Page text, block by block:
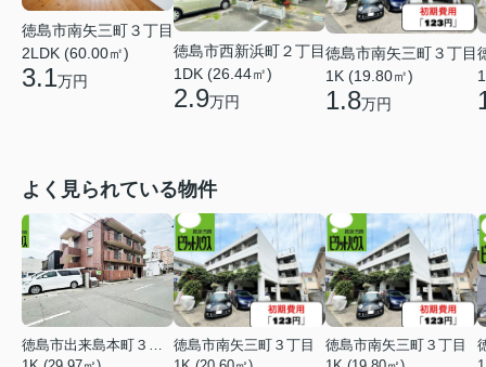
徳島市南矢三町３丁目
2LDK (60.00㎡)
3.1万円
徳島市西新浜町２丁目
1DK (26.44㎡)
2.9万円
徳島市南矢三町３丁目
1K (19.80㎡)
1.8万円
よく見られている物件
徳島市南矢三町３丁目
徳島市南矢三町３丁目